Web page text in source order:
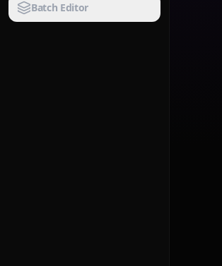
Batch Editor